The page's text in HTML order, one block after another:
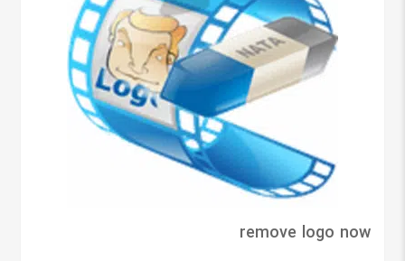
remove logo now